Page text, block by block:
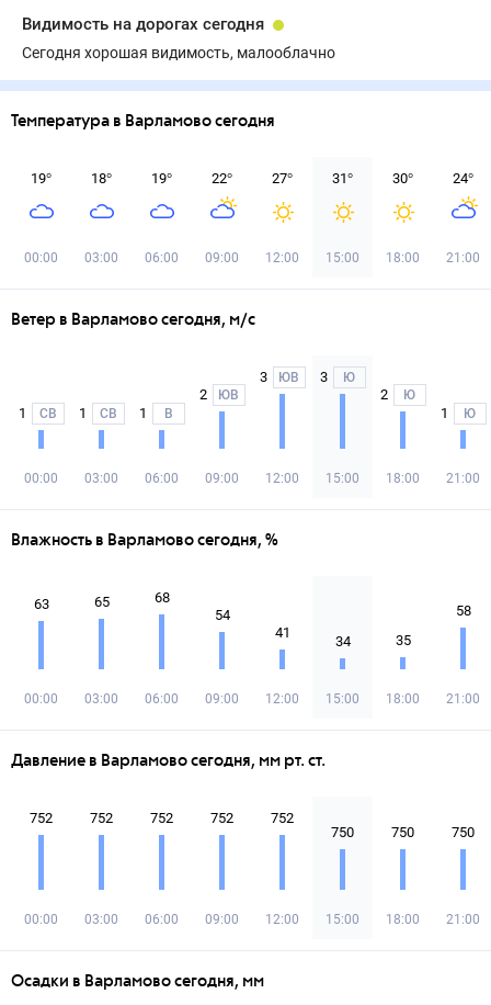
Видимость на дорогах сегодня
Сегодня хорошая видимость, малооблачно
Температура в Варламово сегодня
19°
00:00
18°
03:00
19°
06:00
22°
09:00
27°
12:00
31°
15:00
30°
18:00
24°
21:00
Ветер в Варламово сегодня, м/с
1 СВ
00:00
1 СВ
03:00
1 В
06:00
2 ЮВ
09:00
3 ЮВ
12:00
3 Ю
15:00
2 Ю
18:00
1 Ю
21:00
Влажность в Варламово сегодня, %
63
00:00
65
03:00
68
06:00
54
09:00
41
12:00
34
15:00
35
18:00
58
21:00
Давление в Варламово сегодня, мм рт. ст.
752
00:00
752
03:00
752
06:00
752
09:00
752
12:00
750
15:00
750
18:00
750
21:00
Осадки в Варламово сегодня, мм